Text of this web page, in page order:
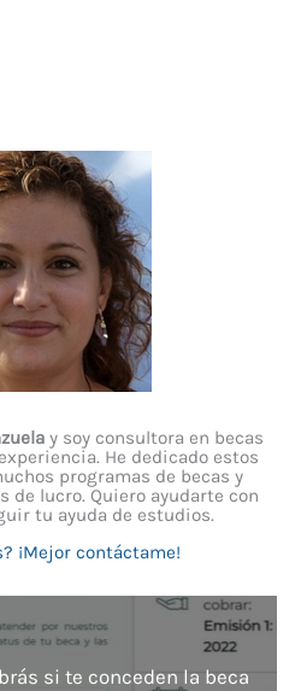
y soy consultora en becas
He dedicado estos
programas de becas y
de lucro. Quiero ayudarte con
tu ayuda de estudios.
¡Mejor contáctame!
si te conceden la beca